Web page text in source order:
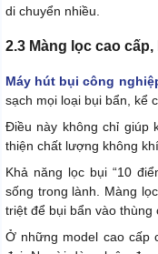
di chuyển nhiều.
2.3 Màng lọc cao
Máy hút bụi công
sạch mọi loại bụi bẩn, kể
Điều này không chỉ giúp
thiện chất lượng không khí.
Khả năng lọc bụi “10
sống trong lành. Màng
triệt để bụi bẩn vào thùng
Ở những model cao cấp